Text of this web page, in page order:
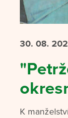
30. 08.
K